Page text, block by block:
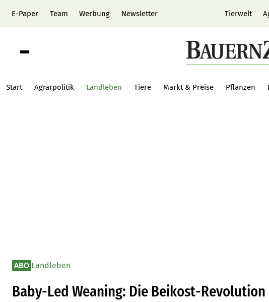
E-Paper Team Werbung Newsletter Tierwelt
Start Agrarpolitik Landleben Tiere Markt & Preise Pflanzen
ABO Landleben
Baby-Led Weaning: Die Beikost-